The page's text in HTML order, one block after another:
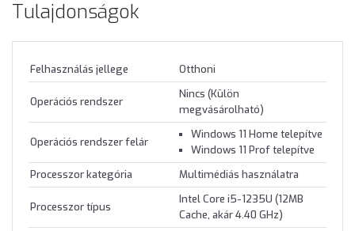
Tulajdonságok
Felhasználás jellege Otthoni
Operációs rendszer
Nincs (Külön
megvásárolható)
Operációs rendszer felár
Windows 11 Home telepítve
Windows 11 Prof telepítve
Processzor kategória
Multimédiás használatra
Processzor típus
Intel Core i5-1235U (12MB
Cache, akár 4.40 GHz)